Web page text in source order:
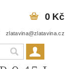
zlatavina@zlatavina.cz
0 Kč